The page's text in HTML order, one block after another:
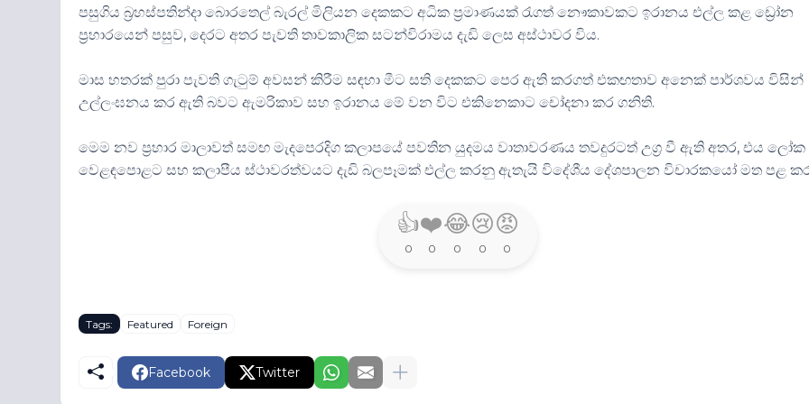
පසුගිය බ්‍රහස්පතින්දා බොරතෙල් බැරල් මිලියන දෙකකට අධික ප්‍රමාණයක් රැගත් නෞකාවකට ඉරානය එල්ල කළ ඩ්‍රෝන
ප්‍රහාරයෙන් පසුව, දෙරට අතර පැවති තාවකාලික සටන්විරාමය දැඩි ලෙස අස්ථාවර විය.
මාස හතරක් පුරා පැවති ගැටුම් අවසන් කිරීම සඳහා මීට සති දෙකකට පෙර ඇති කරගත් එකඟතාව අනෙක් පාර්ශවය විසින්
උල්ලංඝනය කර ඇති බවට ඇමරිකාව සහ ඉරානය මේ වන විට එකිනෙකාට චෝදනා කර ගනිති.
මෙම නව ප්‍රහාර මාලාවත් සමඟ මැදපෙරදිග කලාපයේ පවතින යුදමය වාතාවරණය තවදුරටත් උග්‍ර වී ඇති අතර, එය ලෝක
වෙළඳපොළට සහ කලාපීය ස්ථාවරත්වයට දැඩි බලපෑමක් එල්ල කරනු ඇතැයි විදේශීය දේශපාලන විචාරකයෝ මත පළ
👍
0
❤️
0
😂
0
😢
0
😡
0
Tags: Featured Foreign
Facebook Twitter